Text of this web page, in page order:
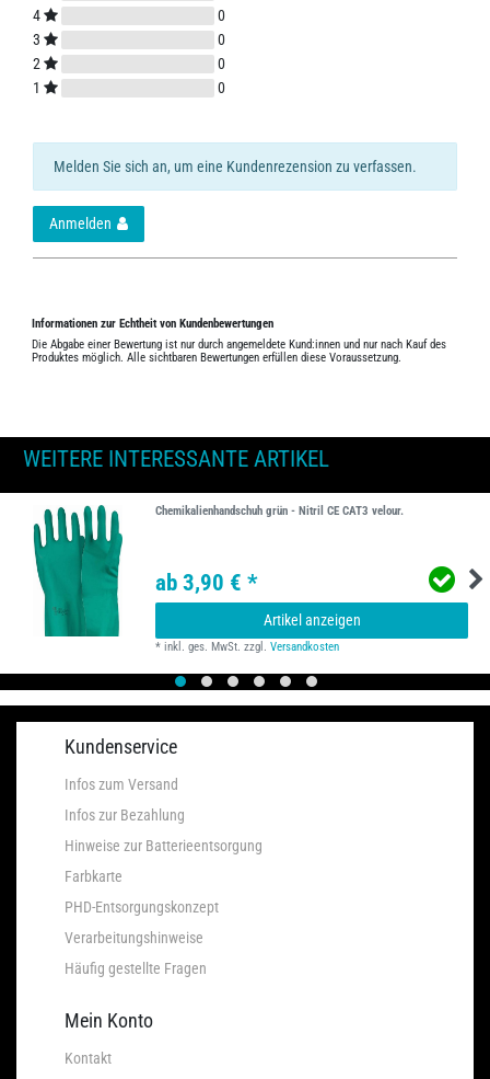
4
0
3
0
2
0
1
0
Melden Sie sich an, um eine Kundenrezension zu verfassen.
Anmelden
Informationen zur Echtheit von Kundenbewertungen
Die Abgabe einer Bewertung ist nur durch angemeldete Kund:innen und nur nach Kauf des
Produktes möglich. Alle sichtbaren Bewertungen erfüllen diese Voraussetzung.
WEITERE INTERESSANTE ARTIKEL
Chemikalienhandschuh grün - Nitril CE CAT3 velour.
ab 3,90 € *
Artikel anzeigen
*inkl. ges. MwSt. zzgl.Versandkosten
Kundenservice
Infos zum Versand
Infos zur Bezahlung
Hinweise zur Batterieentsorgung
Farbkarte
PHD-Entsorgungskonzept
Verarbeitungshinweise
Häufig gestellte Fragen
Mein Konto
Kontakt